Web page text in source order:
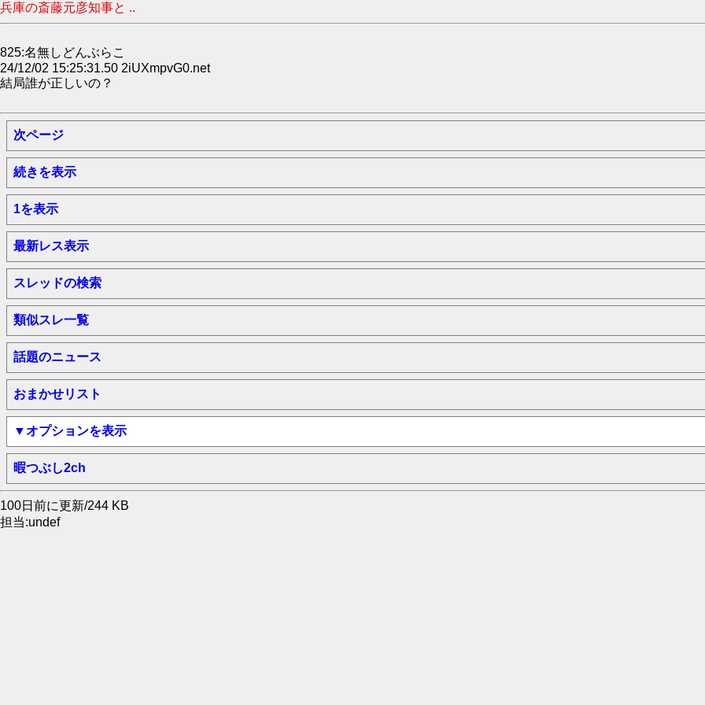
兵庫の斎藤元彦知事と ..
825:名無しどんぶらこ
24/12/02 15:25:31.50 2iUXmpvG0.net
結局誰が正しいの？
次ページ
続きを表示
1を表示
最新レス表示
スレッドの検索
類似スレ一覧
話題のニュース
おまかせリスト
▼オプションを表示
暇つぶし2ch
100日前に更新/244 KB
担当:undef